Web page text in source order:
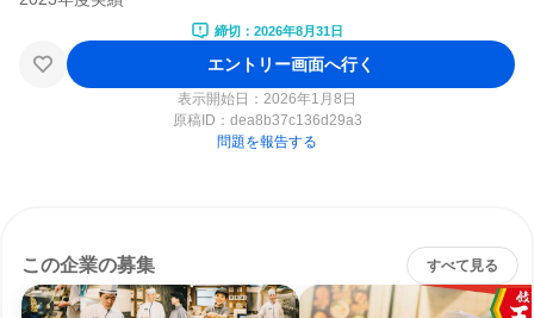
締切：2026年8月31日
エントリー画面へ行く
表示開始日：2026年1月8日
原稿ID： dea8b37c136d29a3
問題を報告する
この企業の募集 すべて見る